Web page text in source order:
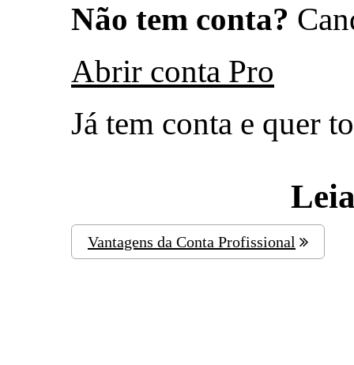
Não tem conta?
Abrir conta Pro
Já tem conta e quer
Vantagens da Conta Profissional